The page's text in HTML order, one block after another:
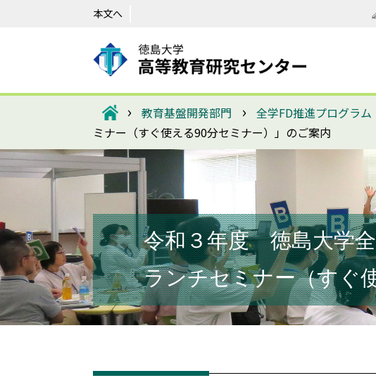
本文へ
› 教育基盤開発部門 › 全学FD推進プログラム
ミナー（すぐ使える90分セミナー）」のご案内
令和３年度 徳島大学
ランチセミナー（すぐ